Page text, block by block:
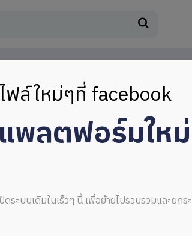
ฟล์ใหม่ๆที่ facebook
พลตฟอร์มให
ระบบเดิมในเร็วๆ นี้ เพื่อย้ายไปรวบรวมและยก